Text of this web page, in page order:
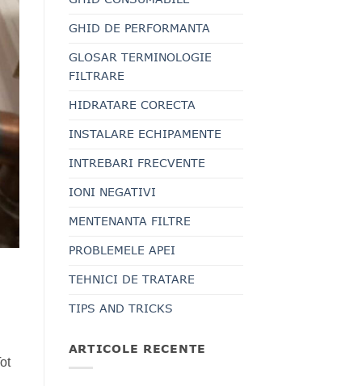
GHID DE PERFORMANTA
GLOSAR TERMINOLOGIE
FILTRARE
HIDRATARE CORECTA
INSTALARE ECHIPAMENTE
INTREBARI FRECVENTE
IONI NEGATIVI
MENTENANTA FILTRE
PROBLEMELE APEI
TEHNICI DE TRATARE
TIPS AND TRICKS
ARTICOLE RECENTE